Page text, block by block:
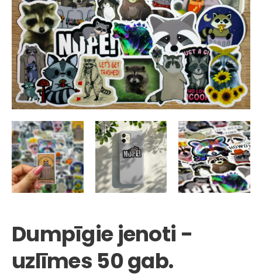
Dumpīgie jenoti -
uzlīmes 50 gab.